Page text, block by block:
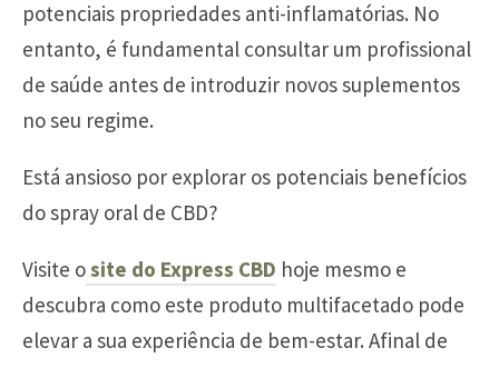
potenciais propriedades anti-inflamatórias. No
entanto, é fundamental consultar um profissional
de saúde antes de introduzir novos suplementos
no seu regime.
Está ansioso por explorar os potenciais benefícios
do spray oral de CBD?
Visite osite do Express CBD hoje mesmo e
descubra como este produto multifacetado pode
elevar a sua experiência de bem-estar. Afinal de